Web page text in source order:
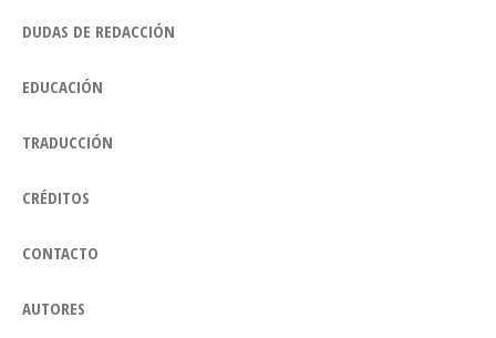
DUDAS DE REDACCIÓN
EDUCACIÓN
TRADUCCIÓN
CRÉDITOS
CONTACTO
AUTORES